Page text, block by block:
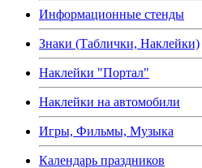
Информационные стенды
Знаки (Таблички, Наклейки)
Наклейки "Портал"
Наклейки на автомобили
Игры, Фильмы, Музыка
Календарь праздников